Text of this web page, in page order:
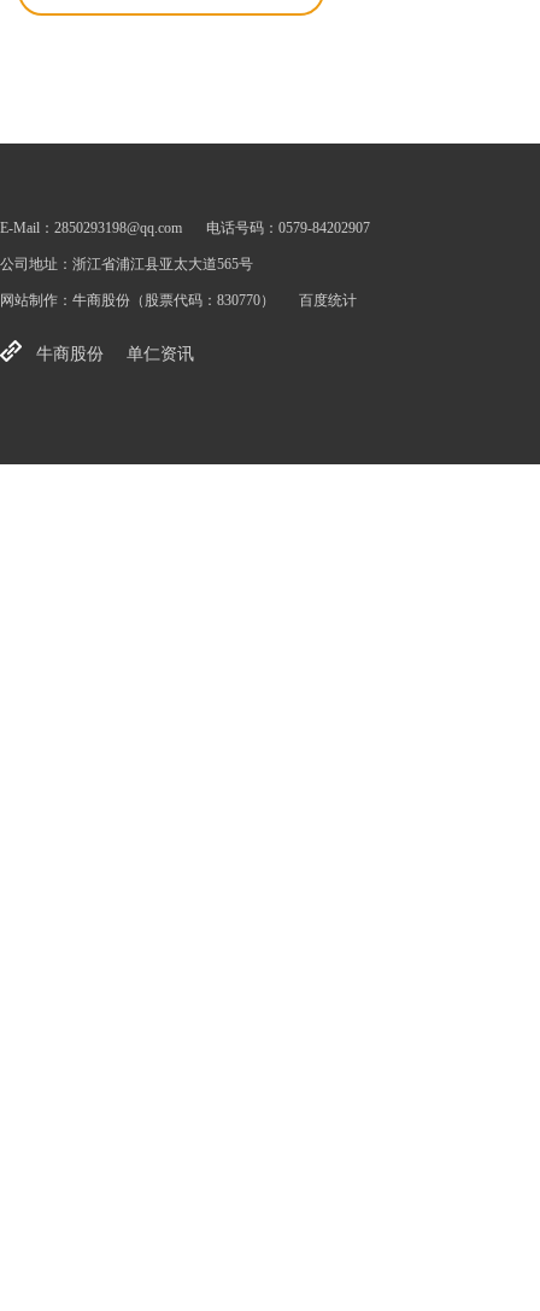
E-Mail：2850293198@qq.com 电话号码：0579-84202907
公司地址：浙江省浦江县亚太大道565号
网站制作： 牛商股份 （股票代码：830770） 百度统计
牛商股份 单仁资讯